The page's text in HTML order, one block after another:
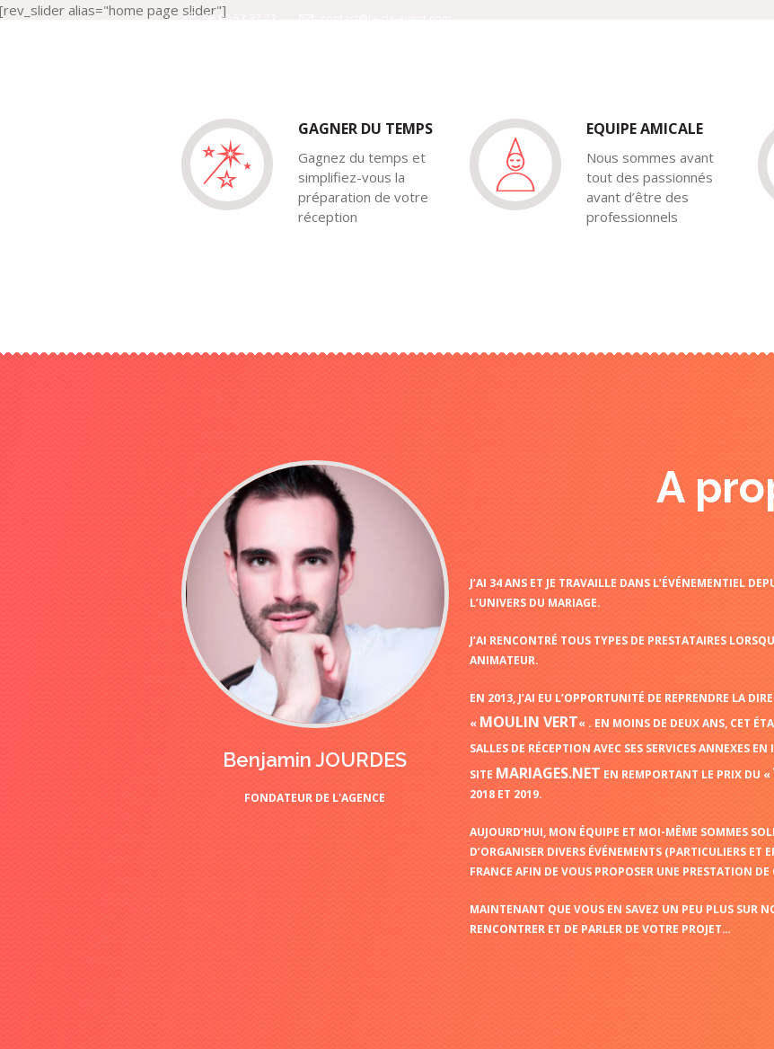
06.99.53.37.72
[rev_slider alias="home page slider"]
GAGNER DU TEMPS
Gagnez du temps et
simplifiez-vous la
préparation de votre
réception
EQUIPE AMICALE
Nous sommes avant
tout des passionnés
avant d’être des
professionnels
Benjamin JOURDES
FONDATEUR DE L'AGENCE
A
J’AI 34 ANS ET JE TRAVAILLE DANS L’ÉVÉNEMENTIEL
L’UNIVERS DU MARIAGE.
J’AI RENCONTRÉ TOUS TYPES DE PRESTATAIRES
ANIMATEUR.
EN 2013, J’AI EU L’OPPORTUNITÉ DE REPRENDRE LA
« MOULIN VERT« . EN MOINS DE DEUX ANS, CET
SALLES DE RÉCEPTION AVEC SES SERVICES ANNEXES
SITE MARIAGES.NET EN REMPORTANT LE PRIX DU «
2018 ET 2019.
AUJOURD’HUI, MON ÉQUIPE ET MOI-MÊME SOMMES
D’ORGANISER DIVERS ÉVÉNEMENTS (PARTICULIERS ET
FRANCE AFIN DE VOUS PROPOSER UNE PRESTATION
MAINTENANT QUE VOUS EN SAVEZ UN PEU PLUS SUR
RENCONTRER ET DE PARLER DE VOTRE PROJET…